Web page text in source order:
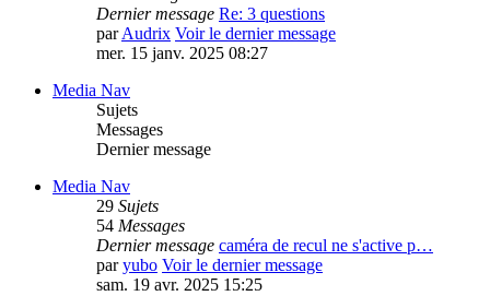
Dernier message Re: 3 questions
parAudrix Voir le dernier message
mer. 15 janv. 2025 08:27
Media Nav
Sujets
Messages
Dernier message
Media Nav
29 Sujets
54 Messages
Dernier message caméra de recul ne s'active p…
paryubo Voir le dernier message
sam. 19 avr. 2025 15:25